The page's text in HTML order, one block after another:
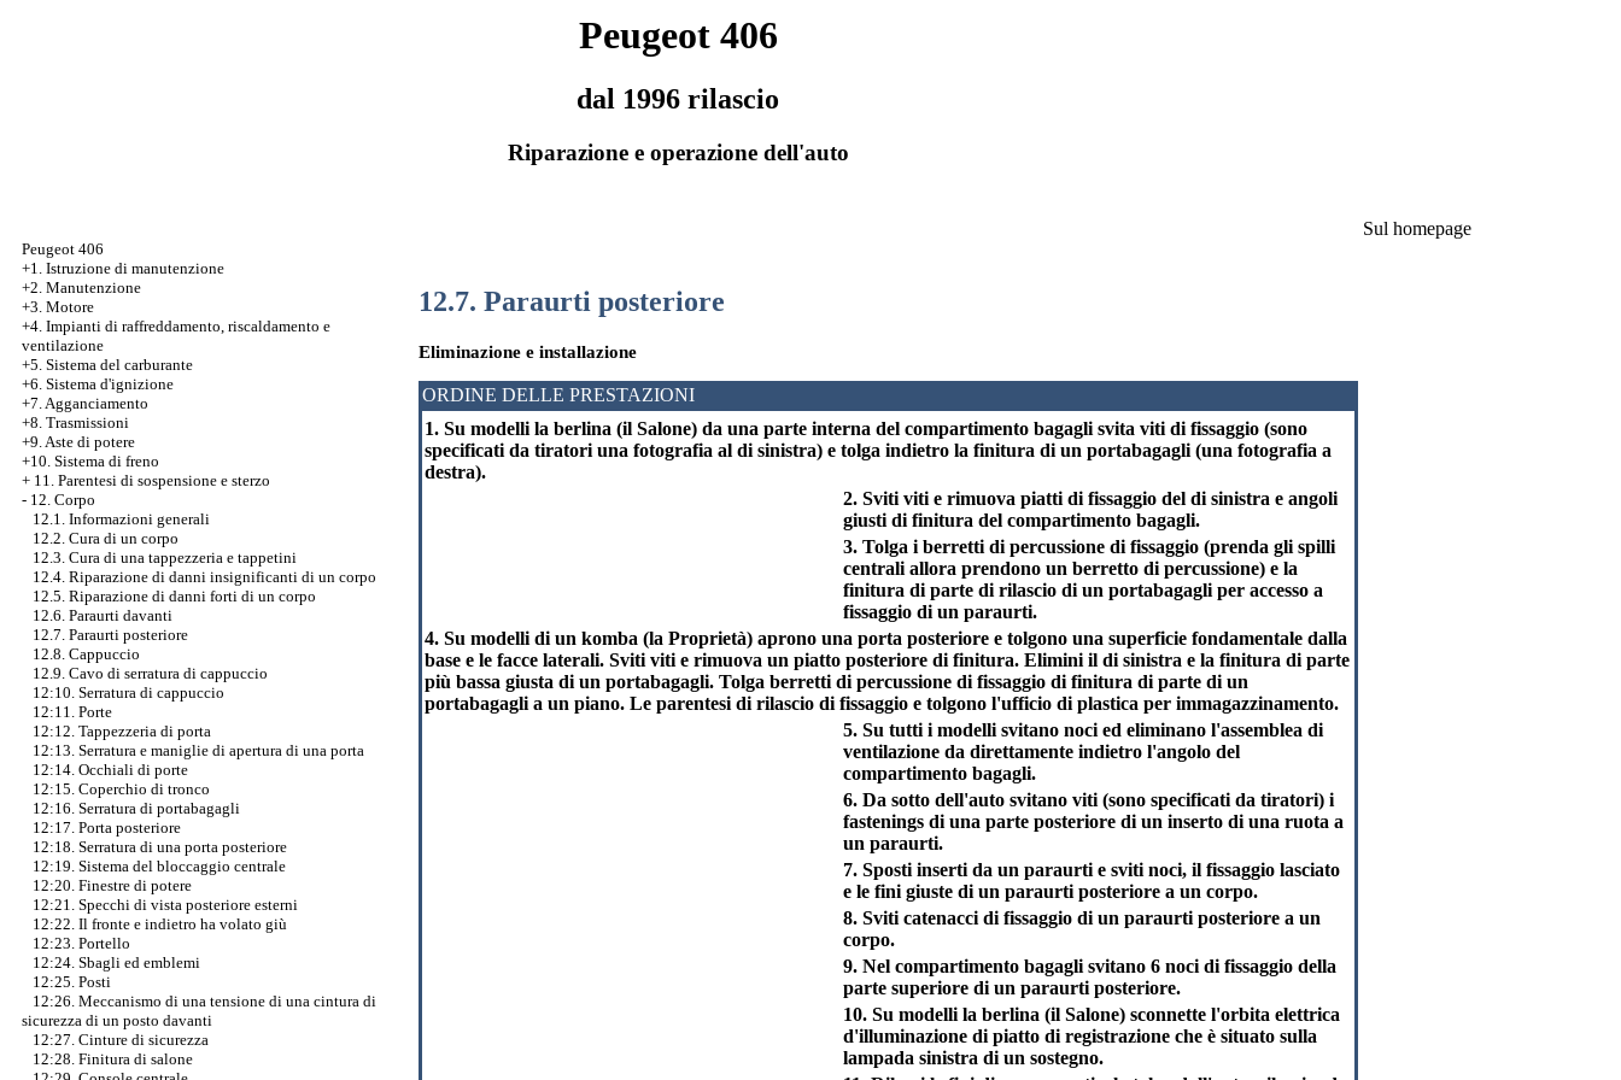
Peugeot 406
dal 1996 rilascio
Riparazione e operazione dell'auto
Peugeot 406
+1. Istruzione di manutenzione
+2. Manutenzione
+3. Motore
+4. Impianti di raffreddamento, riscaldamento e
ventilazione
+5. Sistema del carburante
+6. Sistema d'ignizione
+7. Agganciamento
+8. Trasmissioni
+9. Aste di potere
+10. Sistema di freno
+ 11. Parentesi di sospensione e sterzo
- 12. Corpo
12.1. Informazioni generali
12.2. Cura di un corpo
12.3. Cura di una tappezzeria e tappetini
12.4. Riparazione di danni insignificanti di un corpo
12.5. Riparazione di danni forti di un corpo
12.6. Paraurti davanti
12.7. Paraurti posteriore
12.8. Cappuccio
12.9. Cavo di serratura di cappuccio
12:10. Serratura di cappuccio
12:11. Porte
12:12. Tappezzeria di porta
12:13. Serratura e maniglie di apertura di una porta
12:14. Occhiali di porte
12:15. Coperchio di tronco
12:16. Serratura di portabagagli
12:17. Porta posteriore
12:18. Serratura di una porta posteriore
12:19. Sistema del bloccaggio centrale
12:20. Finestre di potere
12:21. Specchi di vista posteriore esterni
12:22. Il fronte e indietro ha volato giù
12:23. Portello
12:24. Sbagli ed emblemi
12:25. Posti
12:26. Meccanismo di una tensione di una cintura di
sicurezza di un posto davanti
12:27. Cinture di sicurezza
12:28. Finitura di salone
12.7. Paraurti posteriore
Eliminazione e installazione
ORDINE DELLE PRESTAZIONI
1. Su modelli la berlina (il Salone) da una parte interna del compartimento bagagli svita viti di fissaggio (sono
specificati da tiratori una fotografia al di sinistra) e tolga indietro la finitura di un portabagagli (una fotografia a
destra).
2. Sviti viti e rimuova piatti di fissaggio del di sinistra e angoli
giusti di finitura del compartimento bagagli.
3. Tolga i berretti di percussione di fissaggio (prenda gli spilli
centrali allora prendono un berretto di percussione) e la
finitura di parte di rilascio di un portabagagli per accesso a
fissaggio di un paraurti.
4. Su modelli di un komba (la Proprietà) aprono una porta posteriore e tolgono una superficie fondamentale dalla
base e le facce laterali. Sviti viti e rimuova un piatto posteriore di finitura. Elimini il di sinistra e la finitura di parte
più bassa giusta di un portabagagli. Tolga berretti di percussione di fissaggio di finitura di parte di un
portabagagli a un piano. Le parentesi di rilascio di fissaggio e tolgono l'ufficio di plastica per immagazzinamento.
5. Su tutti i modelli svitano noci ed eliminano l'assemblea di
ventilazione da direttamente indietro l'angolo del
compartimento bagagli.
6. Da sotto dell'auto svitano viti (sono specificati da tiratori) i
fastenings di una parte posteriore di un inserto di una ruota a
un paraurti.
7. Sposti inserti da un paraurti e sviti noci, il fissaggio lasciato
e le fini giuste di un paraurti posteriore a un corpo.
8. Sviti catenacci di fissaggio di un paraurti posteriore a un
corpo.
9. Nel compartimento bagagli svitano 6 noci di fissaggio della
parte superiore di un paraurti posteriore.
10. Su modelli la berlina (il Salone) sconnette l'orbita elettrica
d'illuminazione di piatto di registrazione che è situato sulla
lampada sinistra di un sostegno.
Sul homepage